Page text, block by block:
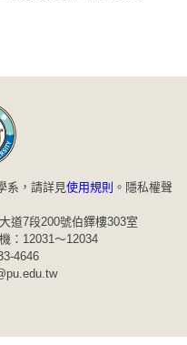
系，請詳見使用規則 。 隱私權聲
道7段200號伯鐸樓303室
：12031～12034
4646